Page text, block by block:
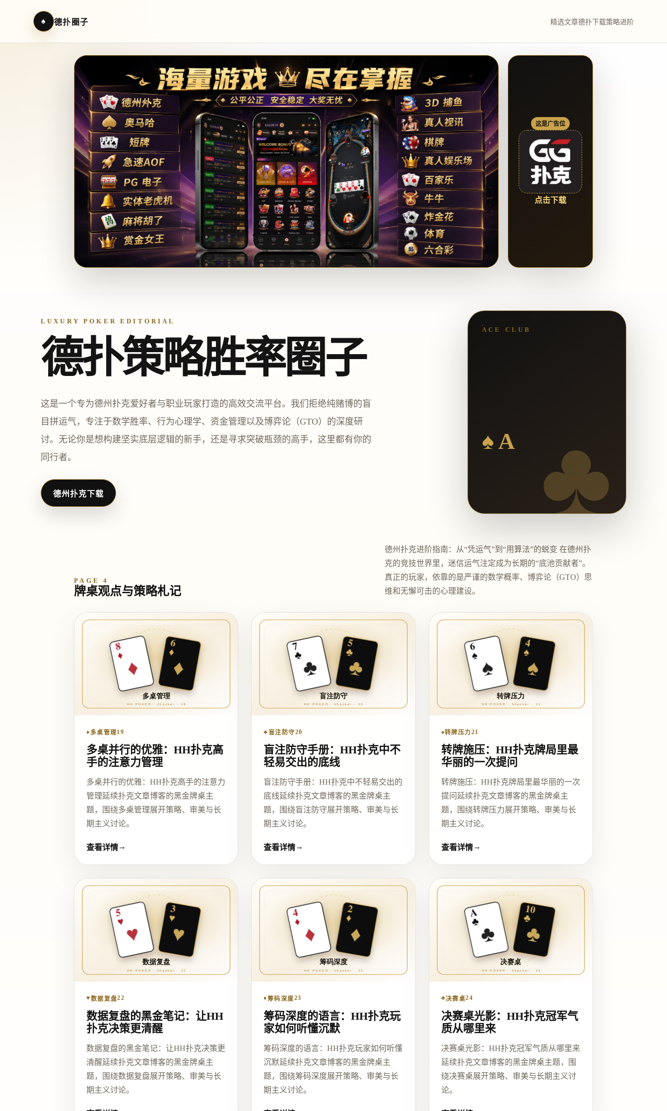
♠ 德扑圈子 精选文章德扑下载策略进阶
这是广告位
点击下载
LUXURY POKER EDITORIAL
德扑策略胜率圈子
这是一个专为德州扑克爱好者与职业玩家打造的高效交流平台。我们拒绝纯赌博的盲
目拼运气，专注于数学胜率、行为心理学、资金管理以及博弈论（GTO）的深度研
讨。无论你是想构建坚实底层逻辑的新手，还是寻求突破瓶颈的高手，这里都有你的
同行者。
德州扑克下载
ACE CLUB
♠ A ♣
PAGE 4
牌桌观点与策略札记
德州扑克进阶指南：从“凭运气”到“用算法”的蜕变 在德州扑
克的竞技世界里，迷信运气注定成为长期的“底池贡献者”。
真正的玩家，依靠的是严谨的数学概率、博弈论（GTO）思
维和无懈可击的心理建设。
♦ 多桌管理19
多桌并行的优雅：HH扑克高
手的注意力管理
多桌并行的优雅：HH扑克高手的注意力
管理延续扑克文章博客的黑金牌桌主
题，围绕多桌管理展开策略、审美与长
期主义讨论。
查看详情→
♣ 盲注防守20
盲注防守手册：HH扑克中不
轻易交出的底线
盲注防守手册：HH扑克中不轻易交出的
底线延续扑克文章博客的黑金牌桌主
题，围绕盲注防守展开策略、审美与长
期主义讨论。
查看详情→
♠转牌压力21
转牌施压：HH扑克牌局里最
华丽的一次提问
转牌施压：HH扑克牌局里最华丽的一次
提问延续扑克文章博客的黑金牌桌主
题，围绕转牌压力展开策略、审美与长
期主义讨论。
查看详情→
♥数据复盘22
数据复盘的黑金笔记：让HH
扑克决策更清醒
数据复盘的黑金笔记：让HH扑克决策更
清醒延续扑克文章博客的黑金牌桌主
题，围绕数据复盘展开策略、审美与长
期主义讨论。
♦筹码深度23
筹码深度的语言：HH扑克玩
家如何听懂沉默
筹码深度的语言：HH扑克玩家如何听懂
沉默延续扑克文章博客的黑金牌桌主
题，围绕筹码深度展开策略、审美与长
期主义讨论。
♣决赛桌24
决赛桌光影：HH扑克冠军气
质从哪里来
决赛桌光影：HH扑克冠军气质从哪里来
延续扑克文章博客的黑金牌桌主题，围
绕决赛桌展开策略、审美与长期主义讨
论。